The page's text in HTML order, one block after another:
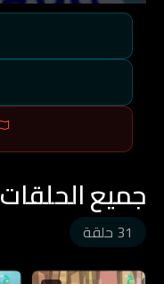
جميع الحلقات
31 حلقة